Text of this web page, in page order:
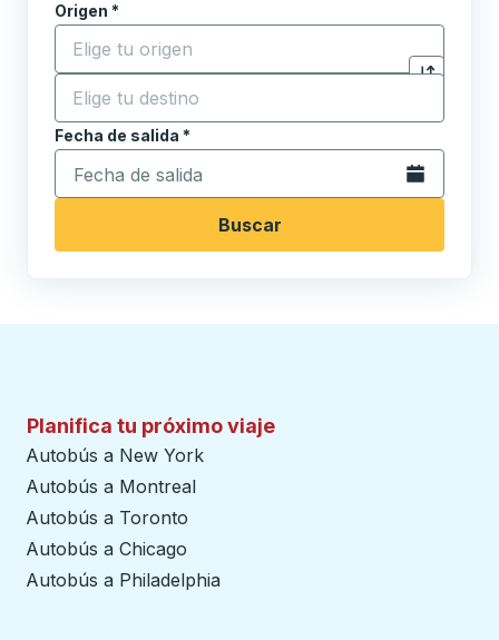
Origen *
Comience a escribir la ciudad de origen para abrir
Haga clic
Destino *
Comience a escribir la ciudad de destino para abrir
Fecha de salida *
Escriba la fecha en formato de fecha Barra diagonal
Abra el
Buscar
Planifica tu próximo viaje
Autobús a New York
Autobús a Montreal
Autobús a Toronto
Autobús a Chicago
Autobús a Philadelphia